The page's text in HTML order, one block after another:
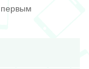
первым